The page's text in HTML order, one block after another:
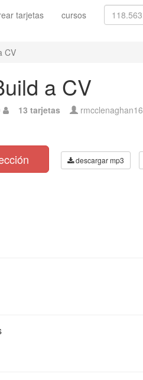
tarjetas cursos
CV
a CV
13 tarjetas rmcclenaghan16
descargar mp3